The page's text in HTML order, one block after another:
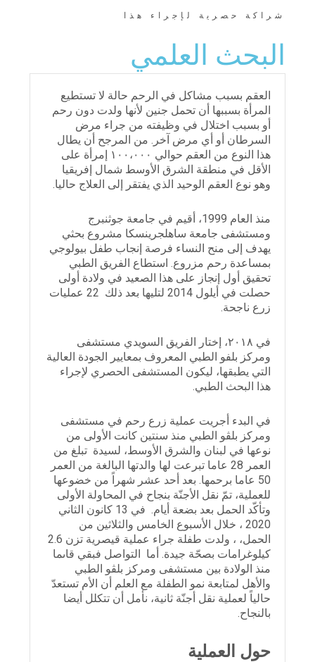
شراكة حصرية لإجراء هذا
البحث العلمي
العقم بسبب مشاكل في الرحم حالة لا تستطيع
المرأة بسببها أن تحمل جنين لأنها ولدت دون رحم
أو بسبب اختلال في وظيفته من جراء مرض
السرطان أو أي مرض آخر. من المرجح أن يطال
هذا النوع من العقم حوالي ١٠٠،٠٠٠ إمرأة على
الأقل في منطقة الشرق الأوسط شمال إفريقيا
وهو نوع العقم الوحيد الذي يفتقر إلى العلاج حاليا.
منذ العام 1999، أقيم في جامعة جوثنبرج
ومستشفى جامعة ساهلجرينسكا مشروع بحثي
يهدف إلى منح النساء فرصة إنجاب طفل بيولوجي
بمساعدة رحم مزروع. استطاع الفريق الطبي
تحقيق أول إنجاز على هذا الصعيد في ولادة أولى
حصلت في أيلول 2014 لتليها بعد ذلك 22 عمليات
زرع ناجحة.
في ٢٠١٨، إختار الفريق السويدي مستشفى
ومركز بلفو الطبي المعروف بمعايير الجودة العالية
التي يطبقها، ليكون المستشفى الحصري لإجراء
هذا البحث الطبي.
في البدء أجريت عملية زرع رحم في مستشفى
ومركز بلڤو الطبي منذ سنتين كانت الأولى من
نوعها في لبنان والشرق الأوسط، لسيدة تبلغ من
العمر 28 عاما تبرعت لها والدتها البالغة من العمر
50 عاما برحمها. بعد أحد عشر شهراً من خضوعها
للعملية، تمّ نقل الأجنّة بنجاح في المحاولة الأولى
وتأكّد الحمل بعد بضعة أيام. في 13 كانون الثاني
2020 ، خلال الأسبوع الخامس والثلاثين من
الحمل، ، ولدت طفلة جراء عملية قيصرية تزن 2.6
كيلوغرامات بصحّة جيدة. أما التواصل فبقي قاىما
منذ الولادة بين مستشفى ومركز بلڤو الطبي
والأهل لمتابعة نمو الطفلة مع العلم أن الأم تستعدّ
حالياً لعملية نقل أجنّة ثانية، نأمل أن تتكلل أيضا
بالنجاح.
حول العملية